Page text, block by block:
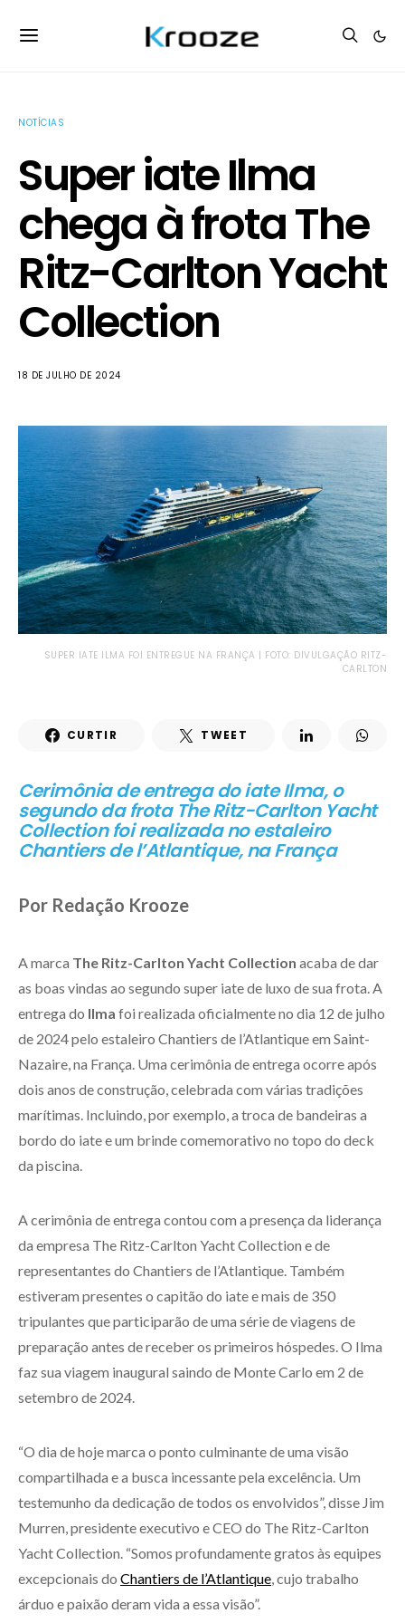
NOTÍCIAS
Super iate Ilma
chega à frota The
Ritz-Carlton Yacht
Collection
18 DE JULHO DE 2024
SUPER IATE ILMA FOI ENTREGUE NA FRANÇA | FOTO: DIVULGAÇÃO RITZ-
CARLTON
CURTIR TWEET
Cerimônia de entrega do iate Ilma, o
segundo da frota The Ritz-Carlton Yacht
Collection foi realizada no estaleiro
Chantiers de l’Atlantique, na França
Por Redação Krooze
A marca The Ritz-Carlton Yacht Collection acaba de dar
as boas vindas ao segundo super iate de luxo de sua frota. A
entrega do Ilma foi realizada oficialmente no dia 12 de julho
de 2024 pelo estaleiro Chantiers de l’Atlantique em Saint-
Nazaire, na França. Uma cerimônia de entrega ocorre após
dois anos de construção, celebrada com várias tradições
marítimas. Incluindo, por exemplo, a troca de bandeiras a
bordo do iate e um brinde comemorativo no topo do deck
da piscina.
A cerimônia de entrega contou com a presença da liderança
da empresa The Ritz-Carlton Yacht Collection e de
representantes do Chantiers de l’Atlantique. Também
estiveram presentes o capitão do iate e mais de 350
tripulantes que participarão de uma série de viagens de
preparação antes de receber os primeiros hóspedes. O Ilma
faz sua viagem inaugural saindo de Monte Carlo em 2 de
setembro de 2024.
“O dia de hoje marca o ponto culminante de uma visão
compartilhada e a busca incessante pela excelência. Um
testemunho da dedicação de todos os envolvidos”, disse Jim
Murren, presidente executivo e CEO do The Ritz-Carlton
Yacht Collection. “Somos profundamente gratos às equipes
excepcionais do Chantiers de l’Atlantique , cujo trabalho
árduo e paixão deram vida a essa visão”.